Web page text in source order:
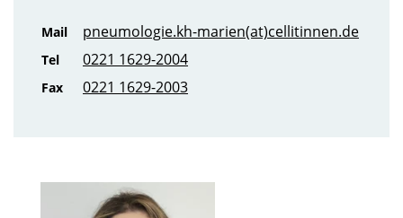
Mail pneumologie.kh-marien(at)cellitinnen.de
Tel 0221 1629-2004
Fax 0221 1629-2003